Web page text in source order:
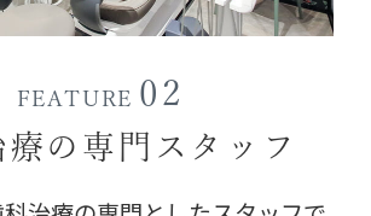
FEATURE 02
療の専門スタッフ